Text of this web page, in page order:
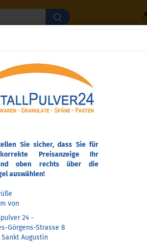
Sie sicher, dass Sie für
Preisanzeige Ihr
oben rechts über die
auswählen!
von
24 -
Görgens-Strasse 8
Sankt Augustin
Suche...
& PIGMENTE METALLWAREN &
- 45 µm